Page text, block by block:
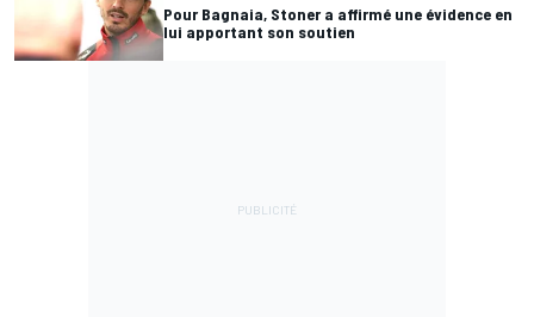
Pour Bagnaia, Stoner a affirmé une évidence en
lui apportant son soutien